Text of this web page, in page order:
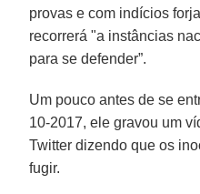
provas e com indícios
recorrerá "a instâncias
para se defender”.
Um pouco antes de se
10-2017, ele gravou um
Twitter dizendo que os
fugir.